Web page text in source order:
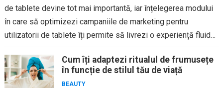
de tablete devine tot mai importantă, iar înțelegerea modului
în care să optimizezi campaniile de marketing pentru
utilizatorii de tablete îți permite să livrezi o experiență fluidă,
Cum îți adaptezi ritualul de frumusețe
în funcție de stilul tău de viață
BEAUTY